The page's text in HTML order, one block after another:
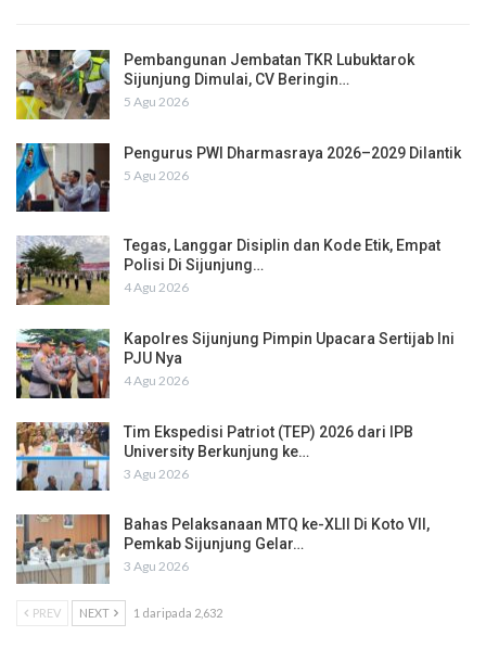
Pembangunan Jembatan TKR Lubuktarok
Sijunjung Dimulai, CV Beringin…
5 Agu 2026
Pengurus PWI Dharmasraya 2026–2029 Dilantik
5 Agu 2026
Tegas, Langgar Disiplin dan Kode Etik, Empat
Polisi Di Sijunjung…
4 Agu 2026
Kapolres Sijunjung Pimpin Upacara Sertijab Ini
PJU Nya
4 Agu 2026
Tim Ekspedisi Patriot (TEP) 2026 dari IPB
University Berkunjung ke…
3 Agu 2026
Bahas Pelaksanaan MTQ ke-XLII Di Koto VII,
Pemkab Sijunjung Gelar…
3 Agu 2026
PREV NEXT 1 daripada 2,632